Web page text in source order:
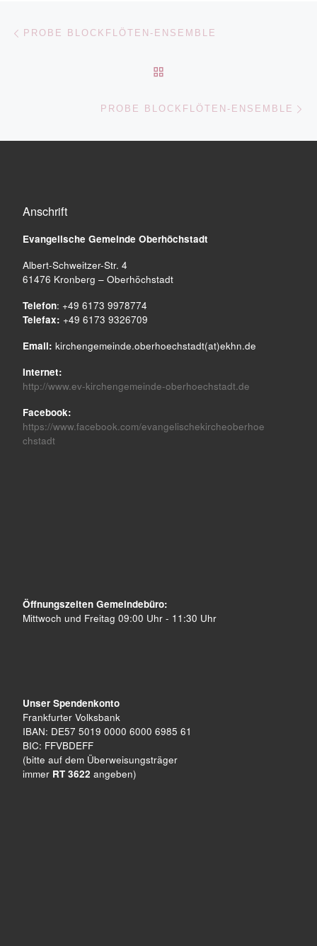
Beitragsnavigation
PROBE BLOCKFLÖTEN-ENSEMBLE
PROBE BLOCKFLÖTEN-ENSEMBLE
Anschrift
Evangelische Gemeinde Oberhöchstadt
Albert-Schweitzer-Str. 4
61476 Kronberg – Oberhöchstadt
Telefon: +49 6173 9978774
Telefax: +49 6173 9326709
Email: kirchengemeinde.oberhoechstadt(at)ekhn.de
Internet:
http://www.ev-kirchengemeinde-oberhoechstadt.de
Facebook:
https://www.facebook.com/evangelischekircheoberhoe
chstadt
Öffnungszeiten Gemeindebüro:
Mittwoch und Freitag 09:00 Uhr - 11:30 Uhr
Unser Spendenkonto
Frankfurter Volksbank
IBAN: DE57 5019 0000 6000 6985 61
BIC: FFVBDEFF
(bitte auf dem Überweisungsträger
immer RT 3622 angeben)